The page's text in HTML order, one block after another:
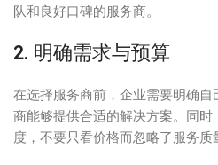
队和良好口碑的服务商。
2. 明确需求与预算
在选择服务商前，企业需要明确
商能够提供合适的解决方案。同
度，不要只看价格而忽略了服务质